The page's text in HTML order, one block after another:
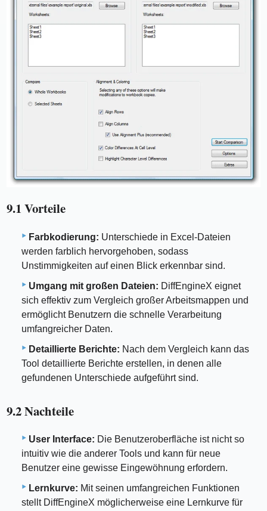
9.1 Vorteile
Farbkodierung: Unterschiede in Excel-Dateien
werden farblich hervorgehoben, sodass
Unstimmigkeiten auf einen Blick erkennbar sind.
Umgang mit großen Dateien: DiffEngineX eignet
sich effektiv zum Vergleich großer Arbeitsmappen und
ermöglicht Benutzern die schnelle Verarbeitung
umfangreicher Daten.
Detaillierte Berichte: Nach dem Vergleich kann das
Tool detaillierte Berichte erstellen, in denen alle
gefundenen Unterschiede aufgeführt sind.
9.2 Nachteile
User Interface: Die Benutzeroberfläche ist nicht so
intuitiv wie die anderer Tools und kann für neue
Benutzer eine gewisse Eingewöhnung erfordern.
Lernkurve: Mit seinen umfangreichen Funktionen
stellt DiffEngineX möglicherweise eine Lernkurve für